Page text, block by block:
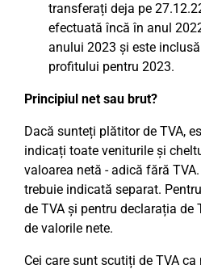
transferați deja pe
efectuată încă în anul
anului 2023 și este
profitului pentru 2023.
Principiul net sau brut?
Dacă sunteți plătitor de TVA,
indicați toate veniturile și
valoarea netă - adică fără
trebuie indicată separat.
de TVA și pentru declarația de
de valorile nete.
Cei care sunt scutiți de TVA